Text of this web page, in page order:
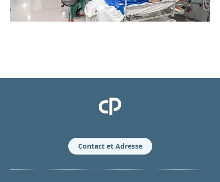
Clinique Pasteur
Contact et Adresse